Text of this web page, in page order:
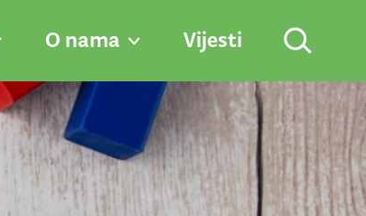
O nama Vijesti